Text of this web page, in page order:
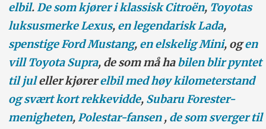
Stasjonvogn-utgavene av populære
bilmodeller som VW Passat, Toyota
Avensis og Ford Mondeo har i årevis
toppet salget overlegent med nær 100%
andel.
Grunnet stasjonsvognenes popularitet
elbil.De som kjører i klassisk Citroën, Toyotas
luksusmerke Lexus, en legendarisk Lada,
spenstige Ford Mustang, en elskelig Mini, ogen
vill Toyota Supra, de som må habilen blir pyntet
til juleller kjører elbilmed høy kilometerstand
og svært kort rekkevidde, Subaru Forester-
menigheten,Polestar-fansen, de som sverger til